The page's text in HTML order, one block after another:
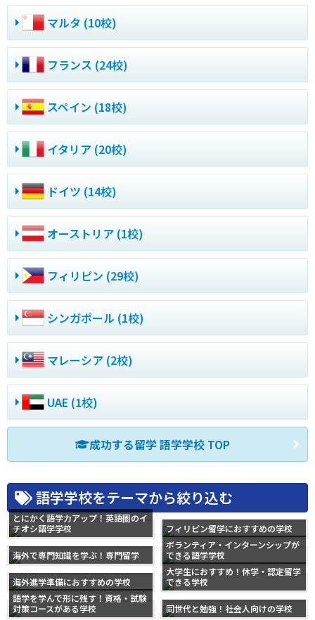
マルタ (10校)
フランス (24校)
スペイン (18校)
イタリア (20校)
ドイツ (14校)
オーストリア (1校)
フィリピン (29校)
シンガポール (1校)
マレーシア (2校)
UAE (1校)
成功する留学 語学学校 TOP
語学学校をテーマから絞り込む
とにかく語学力アップ！英語圏のイ
チオシ語学学校
フィリピン留学におすすめの学校
海外で専門知識を学ぶ！専門留学
ボランティア・インターンシップが
できる語学学校
海外進学準備におすすめの学校
大学生におすすめ！休学・認定留学
できる学校
語学を学んで形に残す！資格・試験
対策コースがある学校
同世代と勉強！社会人向けの学校